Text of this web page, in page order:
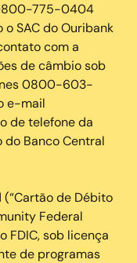
775-0404
o SAC do Ouribank
com a
de câmbio sob
0800-603-
e-mail
de telefone da
Banco Central
de Débito
Federal
FDIC, sob licença
de programas